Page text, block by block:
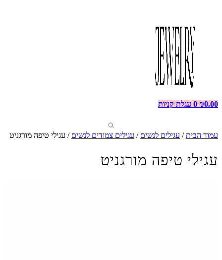
₪0.00
0 עגלת קניות
עמוד הבית/ עגילים לנשים / עגילים צמודים לנשים / עגילי טיפה מורגניט
עגילי טיפה מורגניט